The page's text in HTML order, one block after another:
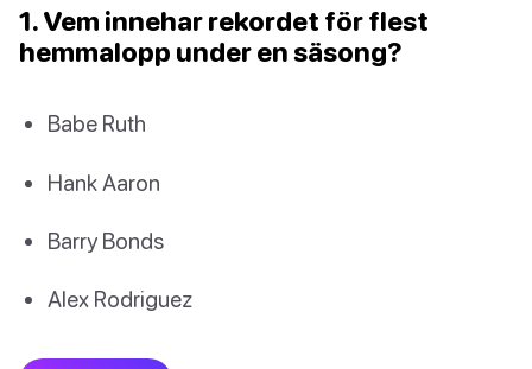
1. Vem innehar rekordet för flest
hemmalopp under en säsong?
Babe Ruth
Hank Aaron
Barry Bonds
Alex Rodriguez